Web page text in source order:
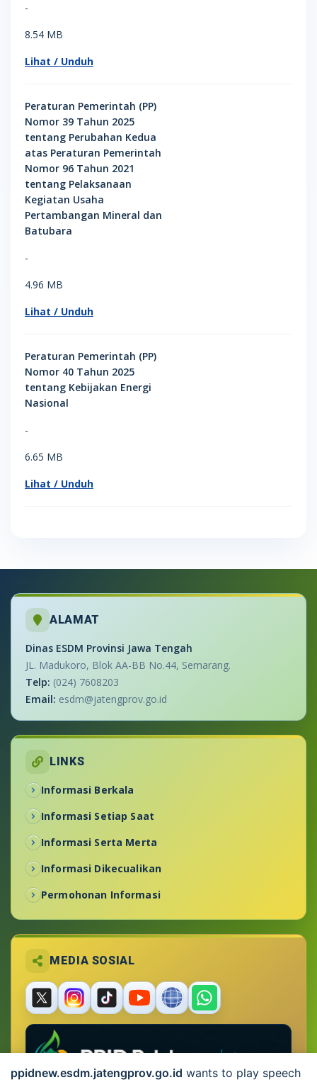
-
8.54 MB
Lihat / Unduh
Peraturan Pemerintah (PP)
Nomor 39 Tahun 2025
tentang Perubahan Kedua
atas Peraturan Pemerintah
Nomor 96 Tahun 2021
tentang Pelaksanaan
Kegiatan Usaha
Pertambangan Mineral dan
Batubara
-
4.96 MB
Lihat / Unduh
Peraturan Pemerintah (PP)
Nomor 40 Tahun 2025
tentang Kebijakan Energi
Nasional
-
6.65 MB
Lihat / Unduh
ALAMAT
Dinas ESDM Provinsi Jawa Tengah
JL. Madukoro, Blok AA-BB No.44, Semarang.
Telp: (024) 7608203
Email: esdm@jatengprov.go.id
LINKS
Informasi Berkala
Informasi Setiap Saat
Informasi Serta Merta
Informasi Dikecualikan
Permohonan Informasi
MEDIA SOSIAL
ppidnew.esdm.jatengprov.go.id wants to play speech